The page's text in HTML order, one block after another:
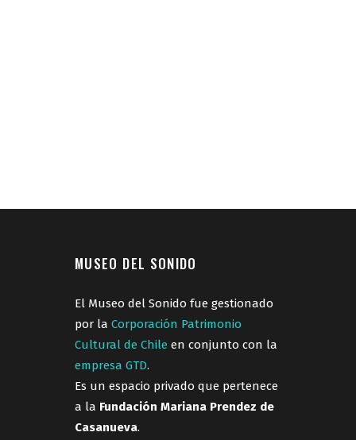
MUSEO DEL SONIDO
El Museo del Sonido fue gestionado
por la Corporación Patrimonio
Cultural de Chile en conjunto con la
empresa GTD.
Es un espacio privado que pertenece
a la Fundación Mariana Prendez de
Casanueva.